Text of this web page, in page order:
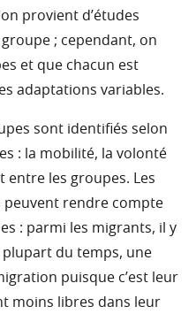
provient d’études
; cependant, on
et que chacun est
adaptations variables.
sont identifiés selon
: la mobilité, la volonté
entre les groupes. Les
peuvent rendre compte
: parmi les migrants, il y
du temps, une
puisque c’est leur
moins libres dans leur